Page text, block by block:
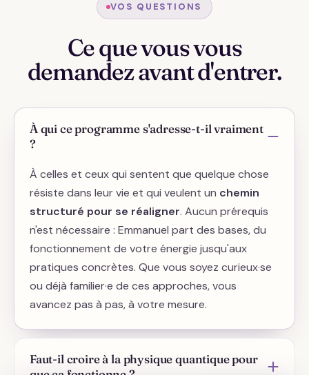
VOS QUESTIONS
Ce que vous vous
demandez avant d'entrer.
À qui ce programme s'adresse-t-il vraiment
?
À celles et ceux qui sentent que quelque chose
résiste dans leur vie et qui veulent un chemin
structuré pour se réaligner. Aucun prérequis
n'est nécessaire : Emmanuel part des bases, du
fonctionnement de votre énergie jusqu'aux
pratiques concrètes. Que vous soyez curieux·se
ou déjà familier·e de ces approches, vous
avancez pas à pas, à votre mesure.
Faut-il croire à la physique quantique pour